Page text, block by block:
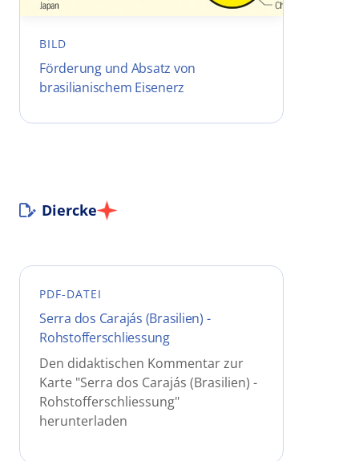
BILD
Förderung und Absatz von
brasilianischem Eisenerz
Diercke
PDF-DATEI
Serra dos Carajás (Brasilien) -
Rohstofferschliessung
Den didaktischen Kommentar zur
Karte "Serra dos Carajás (Brasilien) -
Rohstofferschliessung"
herunterladen